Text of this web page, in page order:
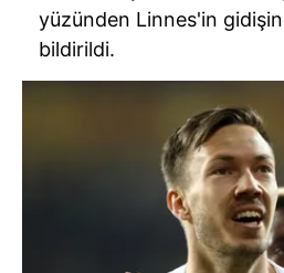
yüzünden Linnes'in
bildirildi.